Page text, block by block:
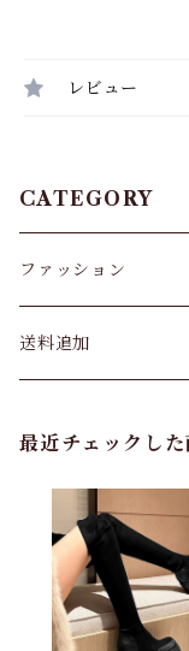
レビュー
CATEGORY
ファッション
パンツ&スカート
バッグ
カーディガン
パンプス・サンダル
送料追加
最近チェックし